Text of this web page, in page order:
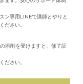
ン専用LINEで講師とやりと
ださい。
添削を受けますと、修了証
ださい。